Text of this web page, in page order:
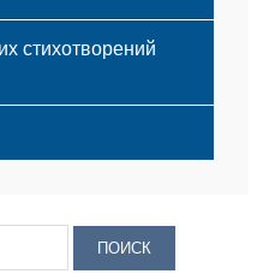
стихотворений